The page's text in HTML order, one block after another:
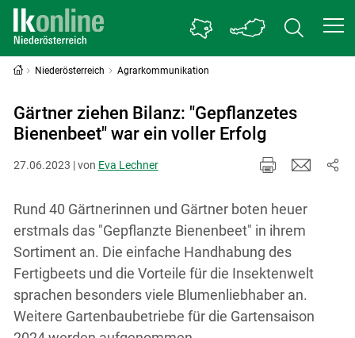
Niederösterreich Agrarkommunikation
Gärtner ziehen Bilanz: "Gepflanzetes
Bienenbeet" war ein voller Erfolg
27.06.2023 | von Eva Lechner
Rund 40 Gärtnerinnen und Gärtner boten heuer
erstmals das "Gepflanzte Bienenbeet" in ihrem
Sortiment an. Die einfache Handhabung des
Fertigbeets und die Vorteile für die Insektenwelt
sprachen besonders viele Blumenliebhaber an.
Weitere Gartenbaubetriebe für die Gartensaison